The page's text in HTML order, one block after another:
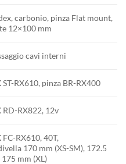
carbonio, pinza Flat mount,
12×100 mm
cavi interni
ST-RX610, pinza BR-RX400
RD-RX822, 12v
FC-RX610, 40T,
170 mm (XS-SM), 172.5
mm (XL)